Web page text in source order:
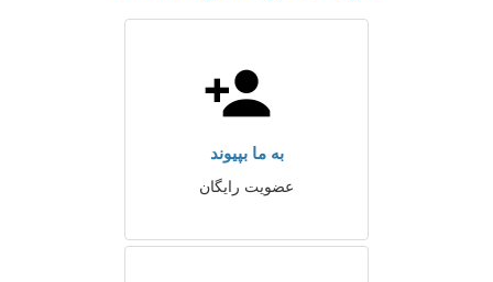
به ما بپیوند
عضویت رایگان